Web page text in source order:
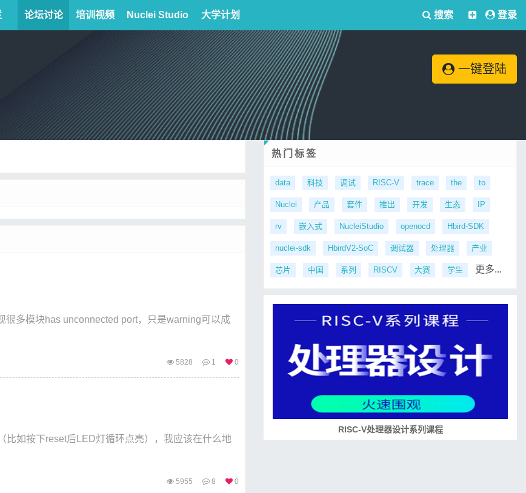
论坛讨论 培训视频 Nuclei Studio 大学计划 搜索 登录
一键登陆
多模块has unconnected port，只是warning可以成
5828 1 0
如按下reset后LED灯循环点亮），我应该在什么地
5955 8 0
热门标签
data 科技 调试 RISC-V trace the to
Nuclei 产品 套件 推出 开发 生态 IP
rv 嵌入式 NucleiStudio openocd Hbird-SDK
nuclei-sdk HbirdV2-SoC 调试器 处理器 产业
芯片 中国 系列 RISCV 大赛 学生 更多...
RISC-V处理器设计系列课程